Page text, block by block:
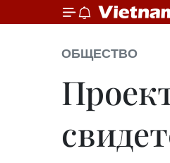
ОБЩЕСТВО